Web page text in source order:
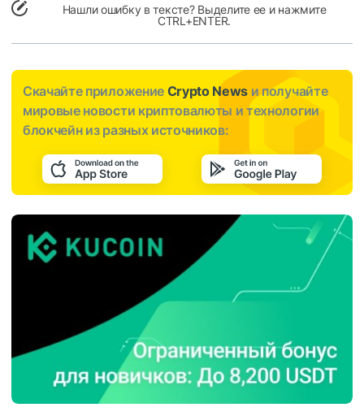
Нашли ошибку в тексте? Выделите ее и нажмите
CTRL+ENTER.
Скачайте приложение Crypto News и получайте
мировые новости криптовалюты и технологии
блокчейн из разных источников: